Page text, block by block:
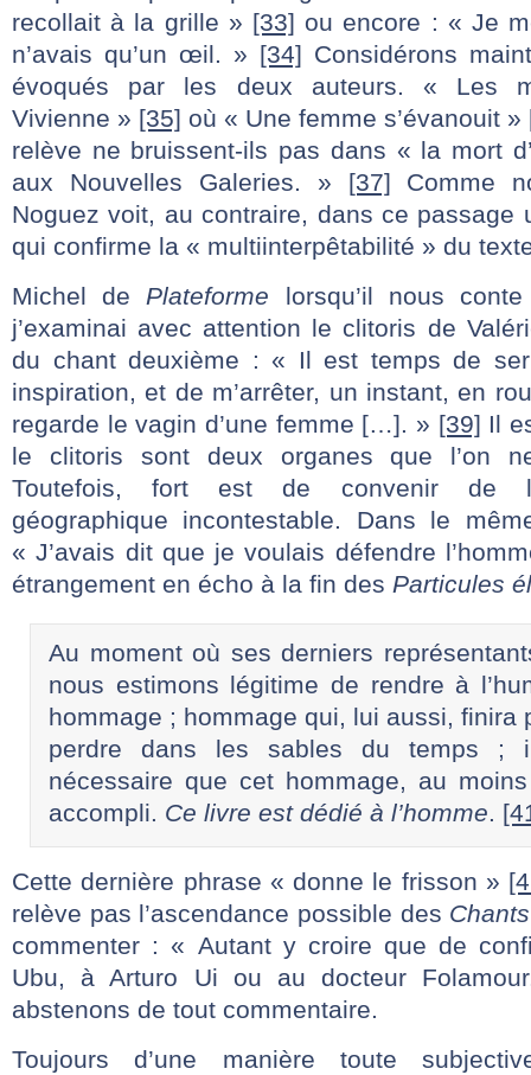
recollait à la grille » [33] ou encore : « Je
n’avais qu’un œil. » [34] Considérons
évoqués par les deux auteurs. « Les
Vivienne » [35] où « Une femme s’évanouit »
relève ne bruissent-ils pas dans « la mort
aux Nouvelles Galeries. » [37] Comme
Noguez voit, au contraire, dans ce passage
qui confirme la « multiinterpêtabilité » du
Michel de Plateforme lorsqu’il nous conte
j’examinai avec attention le clitoris de
du chant deuxième : « Il est temps de
inspiration, et de m’arrêter, un instant, en
regarde le vagin d’une femme […]. » [39] Il
le clitoris sont deux organes que l’on
Toutefois, fort est de convenir de
géographique incontestable. Dans le
« J’avais dit que je voulais défendre
étrangement en écho à la fin des Particules
Au moment où ses derniers
nous estimons légitime de rendre à
hommage ; hommage qui, lui aussi, finira
perdre dans les sables du temps ;
nécessaire que cet hommage, au
accompli. Ce livre est dédié à l’homme.
Cette dernière phrase « donne le frisson »
relève pas l’ascendance possible des Chants
commenter : « Autant y croire que de
Ubu, à Arturo Ui ou au docteur
abstenons de tout commentaire.
Toujours d’une manière toute